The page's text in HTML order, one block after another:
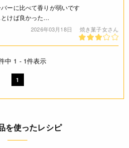
ーに比べて香りが弱いです
とけば良かった…
2026年03月18日 焼き菓子女さん
中 1 - 1件表示
1
を使ったレシピ